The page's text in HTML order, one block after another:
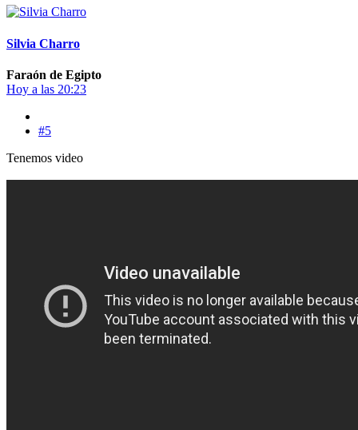
Silvia Charro
Faraón de Egipto
Hoy a las 20:23
#5
Tenemos video